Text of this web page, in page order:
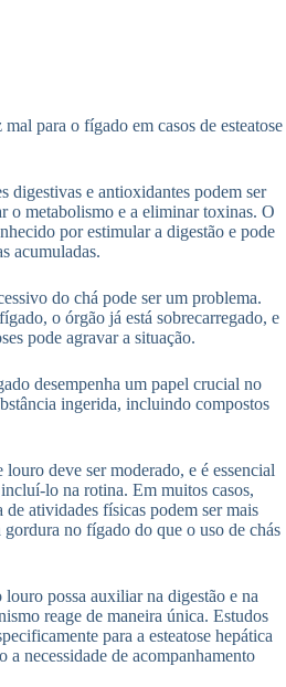
para o fígado em casos de esteatose
digestivas e antioxidantes podem ser
o metabolismo e a eliminar toxinas. O
por estimular a digestão e pode
acumuladas.
do chá pode ser um problema.
o órgão já está sobrecarregado, e
pode agravar a situação.
desempenha um papel crucial no
ingerida, incluindo compostos
deve ser moderado, e é essencial
lo na rotina. Em muitos casos,
de atividades físicas podem ser mais
gordura no fígado do que o uso de chás
possa auxiliar na digestão e na
reage de maneira única. Estudos
para a esteatose hepática
a necessidade de acompanhamento